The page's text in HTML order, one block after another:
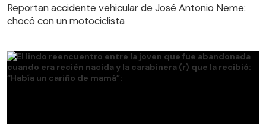
Reportan accidente vehicular de José Antonio Neme:
chocó con un motociclista